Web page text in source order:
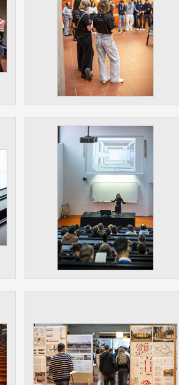
Slouží pro získávání
pomáhají vylepšovat naše aplikace.
stran, které k těmto účelům využíváme.
MARKETINGOVÉ
Využívané za účelem zobrazení
Vašich preferencí. Zpravidla jde o
OSTATNÍ
Cookies, které aplikace nedokáže
zůstala prázdná a všechny cookies
uvedených výše.